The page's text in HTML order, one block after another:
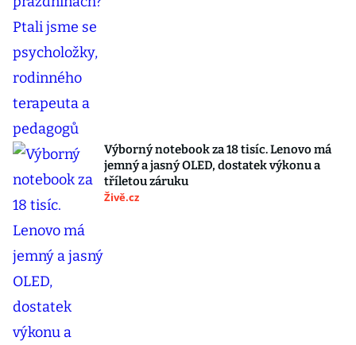
Výborný notebook za 18 tisíc. Lenovo má
jemný a jasný OLED, dostatek výkonu a
tříletou záruku
Živě.cz